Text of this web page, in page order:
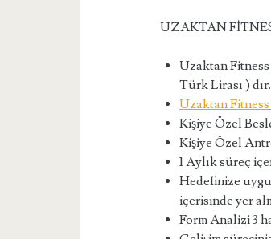
UZAKTAN
Uzaktan
Türk Lirası ) dır.
Uzaktan
Kişiye Özel
Kişiye Özel
1 Aylık süreç
Hedefinize
içerisinde yer
Form Analizi 3